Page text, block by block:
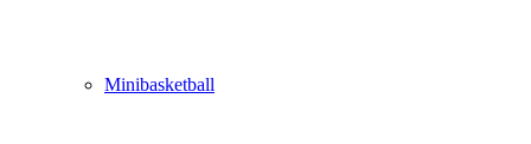
Minibasketball